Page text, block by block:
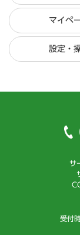
マイペ
設定・
サ
受付